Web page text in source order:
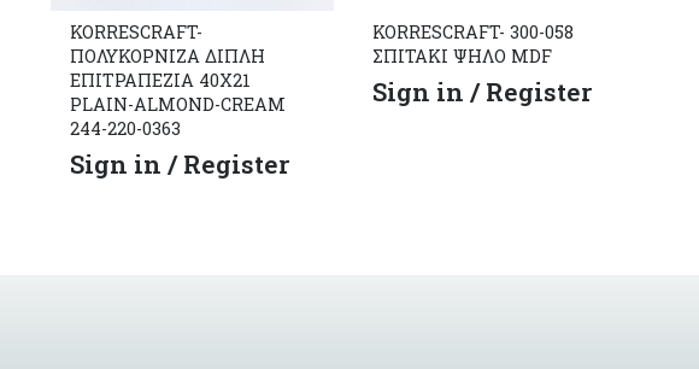
KORRESCRAFT-
ΠΟΛΥΚΟΡΝΙΖΑ ΔΙΠΛΗ
ΕΠΙΤΡΑΠΕΖΙΑ 40X21
PLAIN-ALMOND-CREAM
244-220-0363
Sign in / Register
KORRESCRAFT- 300-058
ΣΠΙΤΑΚΙ ΨΗΛΟ MDF
Sign in / Register